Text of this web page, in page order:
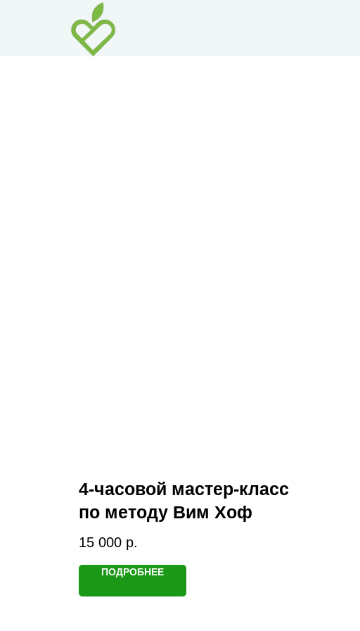
4-часовой мастер-класс
по методу Вим Хоф
15 000 р.
ПОДРОБНЕЕ